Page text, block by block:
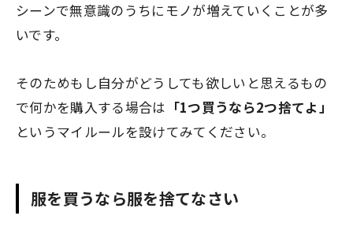
シーンで無意識のうちにモノが増えていくことが多
いです。
そのためもし自分がどうしても欲しいと思えるもの
で何かを購入する場合は 「1つ買うなら2つ捨てよ」
というマイルールを設けてみてください。
服を買うなら服を捨てなさい